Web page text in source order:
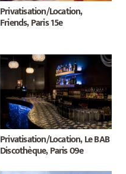
Privatisation/Location,
Friends, Paris 15e
Privatisation/Location, Le BAB
Discothèque, Paris 09e